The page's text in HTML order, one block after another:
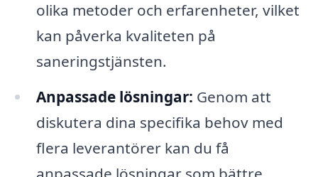
olika metoder och erfarenheter, vilket
kan påverka kvaliteten på
saneringstjänsten.
Anpassade lösningar: Genom att
diskutera dina specifika behov med
flera leverantörer kan du få